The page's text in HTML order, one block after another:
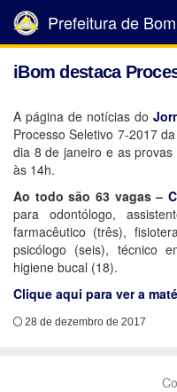
Prefeitura de
iBom destaca
A página de notícias do
Processo Seletivo 7-2017
dia 8 de janeiro e as
às 14h.
Ao todo são 63 vagas –
para odontólogo,
farmacêutico (três),
psicólogo (seis), técnico
higiene bucal (18).
Clique aqui para ver a
28 de dezembro de 2017